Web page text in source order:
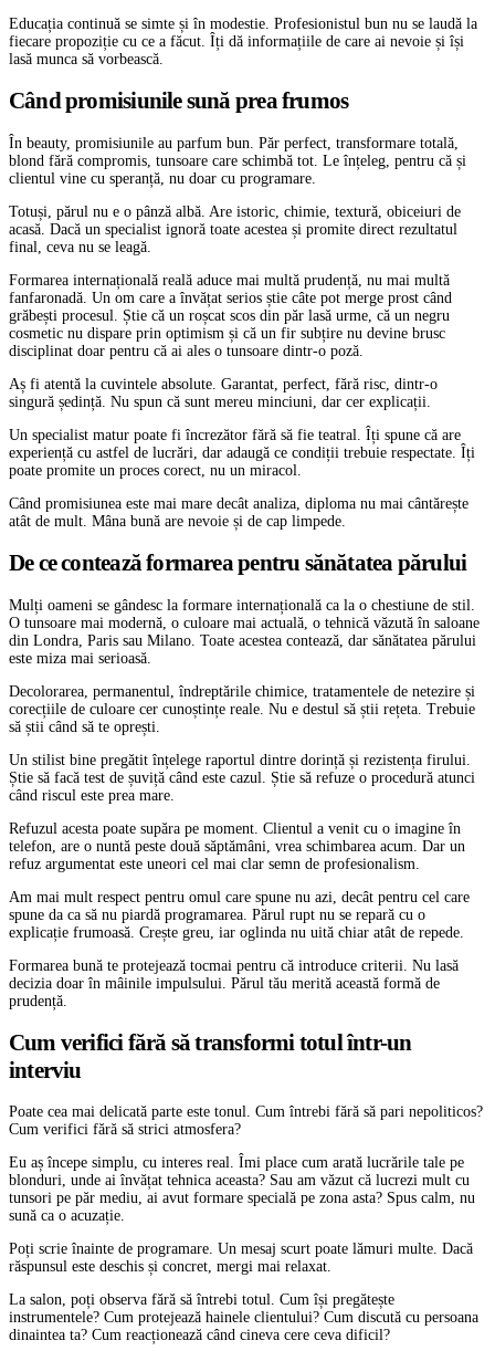
Educația continuă se simte și în modestie. Profesionistul bun nu se laudă la
fiecare propoziție cu ce a făcut. Îți dă informațiile de care ai nevoie și își
lasă munca să vorbească.
Când promisiunile sună prea frumos
În beauty, promisiunile au parfum bun. Păr perfect, transformare totală,
blond fără compromis, tunsoare care schimbă tot. Le înțeleg, pentru că și
clientul vine cu speranță, nu doar cu programare.
Totuși, părul nu e o pânză albă. Are istoric, chimie, textură, obiceiuri de
acasă. Dacă un specialist ignoră toate acestea și promite direct rezultatul
final, ceva nu se leagă.
Formarea internațională reală aduce mai multă prudență, nu mai multă
fanfaronadă. Un om care a învățat serios știe câte pot merge prost când
grăbești procesul. Știe că un roșcat scos din păr lasă urme, că un negru
cosmetic nu dispare prin optimism și că un fir subțire nu devine brusc
disciplinat doar pentru că ai ales o tunsoare dintr-o poză.
Aș fi atentă la cuvintele absolute. Garantat, perfect, fără risc, dintr-o
singură ședință. Nu spun că sunt mereu minciuni, dar cer explicații.
Un specialist matur poate fi încrezător fără să fie teatral. Îți spune că are
experiență cu astfel de lucrări, dar adaugă ce condiții trebuie respectate. Îți
poate promite un proces corect, nu un miracol.
Când promisiunea este mai mare decât analiza, diploma nu mai cântărește
atât de mult. Mâna bună are nevoie și de cap limpede.
De ce contează formarea pentru sănătatea părului
Mulți oameni se gândesc la formare internațională ca la o chestiune de stil.
O tunsoare mai modernă, o culoare mai actuală, o tehnică văzută în saloane
din Londra, Paris sau Milano. Toate acestea contează, dar sănătatea părului
este miza mai serioasă.
Decolorarea, permanentul, îndreptările chimice, tratamentele de netezire și
corecțiile de culoare cer cunoștințe reale. Nu e destul să știi rețeta. Trebuie
să știi când să te oprești.
Un stilist bine pregătit înțelege raportul dintre dorință și rezistența firului.
Știe să facă test de șuviță când este cazul. Știe să refuze o procedură atunci
când riscul este prea mare.
Refuzul acesta poate supăra pe moment. Clientul a venit cu o imagine în
telefon, are o nuntă peste două săptămâni, vrea schimbarea acum. Dar un
refuz argumentat este uneori cel mai clar semn de profesionalism.
Am mai mult respect pentru omul care spune nu azi, decât pentru cel care
spune da ca să nu piardă programarea. Părul rupt nu se repară cu o
explicație frumoasă. Crește greu, iar oglinda nu uită chiar atât de repede.
Formarea bună te protejează tocmai pentru că introduce criterii. Nu lasă
decizia doar în mâinile impulsului. Părul tău merită această formă de
prudență.
Cum verifici fără să transformi totul într-un
interviu
Poate cea mai delicată parte este tonul. Cum întrebi fără să pari nepoliticos?
Cum verifici fără să strici atmosfera?
Eu aș începe simplu, cu interes real. Îmi place cum arată lucrările tale pe
blonduri, unde ai învățat tehnica aceasta? Sau am văzut că lucrezi mult cu
tunsori pe păr mediu, ai avut formare specială pe zona asta? Spus calm, nu
sună ca o acuzație.
Poți scrie înainte de programare. Un mesaj scurt poate lămuri multe. Dacă
răspunsul este deschis și concret, mergi mai relaxat.
La salon, poți observa fără să întrebi totul. Cum își pregătește
instrumentele? Cum protejează hainele clientului? Cum discută cu persoana
dinaintea ta? Cum reacționează când cineva cere ceva dificil?